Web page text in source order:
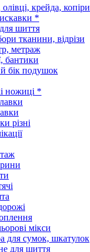
крейда, копіри
*
шиття
тканини, відрізи
метраж
бантики
бік подушок
ножиці *
різні
мікси
для сумок, шкатулок
для шиття